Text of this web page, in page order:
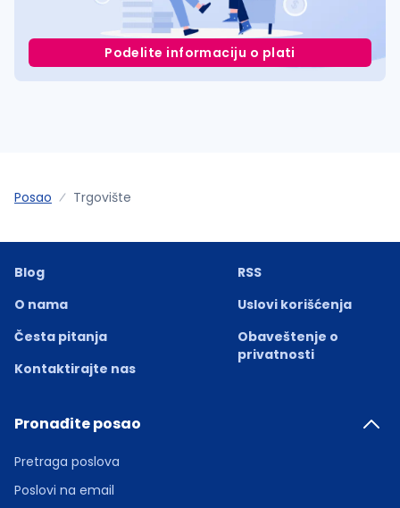
Podelite informaciju o plati
Posao Trgovište
Blog
O nama
Česta pitanja
Kontaktirajte nas
RSS
Uslovi korišćenja
Obaveštenje o
privatnosti
Pronađite posao
Pretraga poslova
Poslovi na email